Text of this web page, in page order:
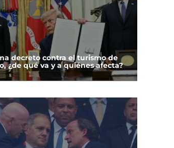
decreto contra el turismo de
¿de qué va y a quiénes afecta?